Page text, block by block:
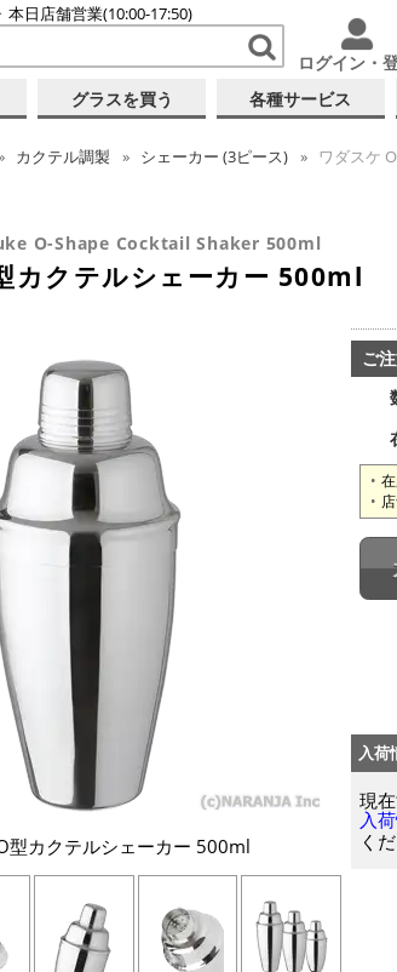
本日店舗営業(10:00-17:50)
ログイン・
グラスを買う 各種サービス
カクテル調製 シェーカー (3ピース) ワダスケ
O-Shape Cocktail Shaker 500ml
カクテルシェーカー 500ml
型カクテルシェーカー 500ml
ご
入荷
現
入
く